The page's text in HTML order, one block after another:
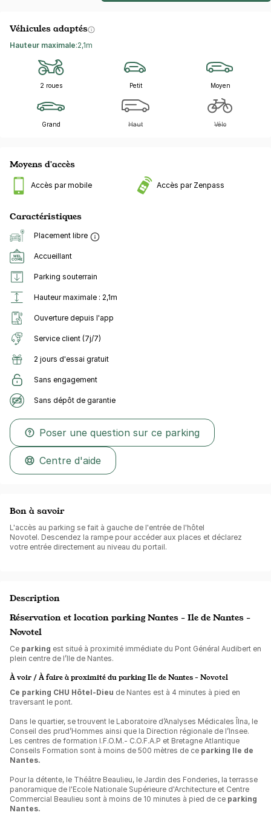
Véhicules adaptés
Hauteur maximale:2,1m
2 roues Petit Moyen
Grand Haut Vélo
Moyens d'accès
Accès par mobile Accès par Zenpass
Caractéristiques
Placement libre
Accueillant
Parking souterrain
Hauteur maximale : 2,1m
Ouverture depuis l'app
Service client (7j/7)
2 jours d'essai gratuit
Sans engagement
Sans dépôt de garantie
Poser une question sur ce parking
Centre d'aide
Bon à savoir
L'accès au parking se fait à gauche de l'entrée de l'hôtel
Novotel. Descendez la rampe pour accéder aux places et déclarez
votre entrée directement au niveau du portail.
Description
Réservation et location parking Nantes - Ile de Nantes -
Novotel
Ce parking est situé à proximité immédiate du Pont Général Audibert en
plein centre de l’Ile de Nantes.
À voir / À faire à proximité du parking Ile de Nantes - Novotel
Ce parking CHU Hôtel-Dieu de Nantes est à 4 minutes à pied en
traversant le pont.
Dans le quartier, se trouvent le Laboratoire d’Analyses Médicales Îlna, le
Conseil des prud’Hommes ainsi que la Direction régionale de l’Insee.
Les centres de formation I.F.O.M.- C.O.F.A.P et Bretagne Atlantique
Conseils Formation sont à moins de 500 mètres de ce parking Ile de
Nantes.
Pour la détente, le Théâtre Beaulieu, le Jardin des Fonderies, la terrasse
panoramique de l'Ecole Nationale Supérieure d'Architecture et Centre
Commercial Beaulieu sont à moins de 10 minutes à pied de ce parking
Nantes.